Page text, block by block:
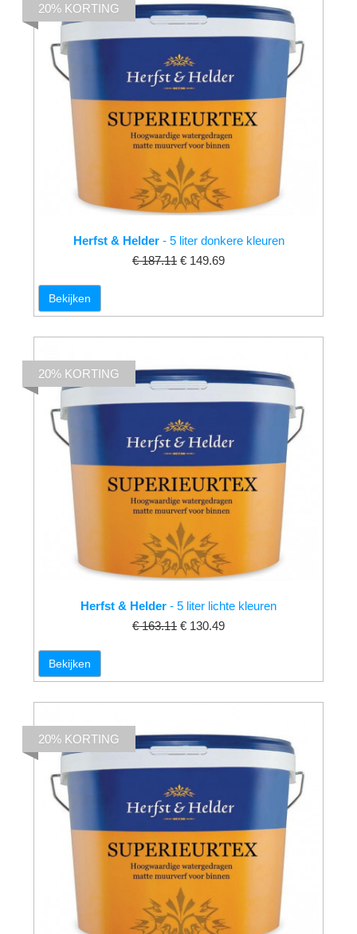
Herfst & Helder- 5 liter donkere kleuren
€ 187.11 € 149.69
20% KORTING
Bekijken
Herfst & Helder - 5 liter lichte kleuren
€ 163.11 € 130.49
20% KORTING
Bekijken
20% KORTING